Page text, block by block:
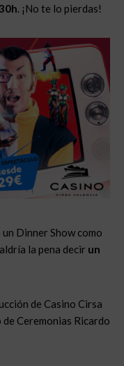
. ¡No te lo pierdas!
Dinner Show como
la pena decir un
de Casino Cirsa
Ceremonias Ricardo